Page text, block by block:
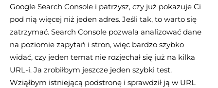
Google Search Console i patrzysz, czy już pokazuje Ci
pod nią więcej niż jeden adres. Jeśli tak, to warto się
zatrzymać. Search Console pozwala analizować dane
na poziomie zapytań i stron, więc bardzo szybko
widać, czy jeden temat nie rozjechał się już na kilka
URL-i. Ja zrobiłbym jeszcze jeden szybki test.
Wziąłbym istniejącą podstronę i sprawdził ją w URL